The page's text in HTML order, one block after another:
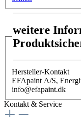
weitere
Hersteller-Kontakt
EFApaint A/S,
info@efapaint.dk
Kontakt & Service